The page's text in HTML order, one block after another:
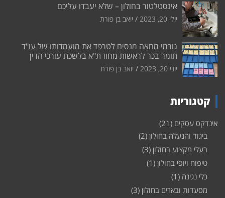
אינסטלטור בחולון – שלא יעבדו עליכם
יולי 20, 2023 יואב בן פורת
גורמי מחאה מנסים לטרפד את מועמדותו של עו"ד
תומר בכר לראשות מחוז ת"א בלשכת עורכי הדין
יוני 20, 2023 יואב בן פורת
קטגוריות
אינדקס עסקים (21)
ביגוד והנעלה בחולון (2)
בעלי מקצוע בחולון (3)
טיפוח ויופי בחולון (1)
כלי נגינה (1)
מסעדות ובארים בחולון (3)